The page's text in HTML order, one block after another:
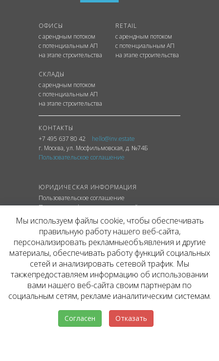
ОФИСЫ
с арендным потоком
с потенциальным АП
на этапе строительства
RETAIL
с арендным потоком
с потенциальным АП
на этапе строительства
СКЛАДЫ
с арендным потоком
с потенциальным АП
на этапе строительства
КОНТАКТЫ
+7 495 637 80 42
hello@inv.estate
г. Москва, ул. Мосфильмовская, д. №74Б
Пользовательское соглашение
ЮРИДИЧЕСКАЯ ИНФОРМАЦИЯ
Пользовательское соглашение
Политика конфиденциальности сайта
Политика обработки персональных данных
© ОФИЦИАЛЬНЫЙ САЙТ КОМПАНИИ
INVESTATE, 2026
Представленная на сайте агентства информация,
в т.ч. стоимости объектов, носит информационный
характер и не является публичной офертой. Условия
аренды объекта могут быть изменены собственником
без уведомления.
Мы используем файлы cookie, чтобы обеспечивать
правильную работу нашего веб-сайта,
персонализировать рекламныеобъявления и другие
материалы, обеспечивать работу функций социальных
сетей и анализировать сетевой трафик. Мы
такжепредоставляем информацию об использовании
вами нашего веб-сайта своим партнерам по
социальным сетям, рекламе ианалитическим системам.
Согласен Отказать